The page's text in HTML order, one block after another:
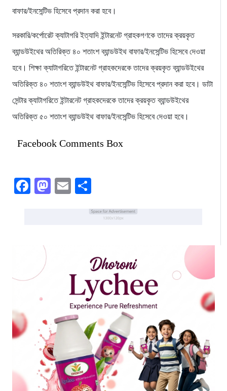
বাফার/ইনসেন্টিভ হিসেবে প্রদান করা হবে।
সরকারি/কর্পোরেট ক্যাটাগরি ইত্যাদি ইন্টারনেট গ্রাহকগণকে তাদের ক্রয়কৃত
ব্যান্ডউইথের অতিরিক্ত ৪০ শতাংশ ব্যান্ডউইথ বাফার/ইনসেন্টিভ হিসেবে দেওয়া
হবে। শিক্ষা ক্যাটাগরিতে ইন্টারনেট গ্রাহকদেরকে তাদের ক্রয়কৃত ব্যান্ডউইথের
অতিরিক্ত ৪০ শতাংশ ব্যান্ডউইথ বাফার/ইনসেন্টিভ হিসেবে প্রদান করা হবে। ডাটা
সেন্টার ক্যাটাগরিতে ইন্টারনেট গ্রাহকদেরকে তাদের ক্রয়কৃত ব্যান্ডউইথের
অতিরিক্ত ৫০ শতাংশ ব্যান্ডউইথ বাফার/ইনসেন্টিভ হিসেবে দেওয়া হবে।
Facebook Comments Box
Facebook
Mastodon
Email